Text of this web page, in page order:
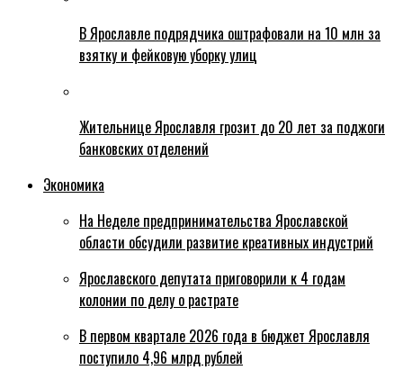
В Ярославле подрядчика оштрафовали на 10 млн за
взятку и фейковую уборку улиц
Жительнице Ярославля грозит до 20 лет за поджоги
банковских отделений
Экономика
На Неделе предпринимательства Ярославской
области обсудили развитие креативных индустрий
Ярославского депутата приговорили к 4 годам
колонии по делу о растрате
В первом квартале 2026 года в бюджет Ярославля
поступило 4,96 млрд рублей